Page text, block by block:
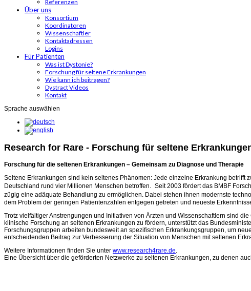
Referenzen
Über uns
Konsortium
Koordinatoren
Wissenschaftler
Kontaktadressen
Logins
Für Patienten
Was ist Dystonie?
Forschung für seltene Erkrankungen
Wie kann ich beitragen?
Dystract Videos
Kontakt
Sprache auswählen
Research for Rare - Forschung für seltene
Forschung für die seltenen Erkrankungen – Gemeinsam zu Diagnose und Therapie
Seltene Erkrankungen sind kein seltenes Phänomen: Jede einzelne Erkrankung
Deutschland rund vier Millionen Menschen betroffen. Seit 2003 fördert das BMBF
zügig eine adäquate Behandlung zu ermöglichen. Dabei stehen ihnen modernste
dem Problem der geringen Patientenzahlen entgegen getreten und neueste
Trotz vielfältiger Anstrengungen und Initiativen von Ärzten und Wissenschaftlern sind
klinische Forschung an seltenen Erkrankungen zu fördern, unterstützt das
Forschungsgruppen arbeiten bundesweit an spezifischen Erkrankungsgruppen, um
entscheidenden Beitrag zur Verbesserung der Situation von Menschen mit seltenen
Weitere Informationen finden Sie unter www.research4rare.de.
Eine Übersicht über die geförderten Netzwerke zu seltenen Erkrankungen, zu denen